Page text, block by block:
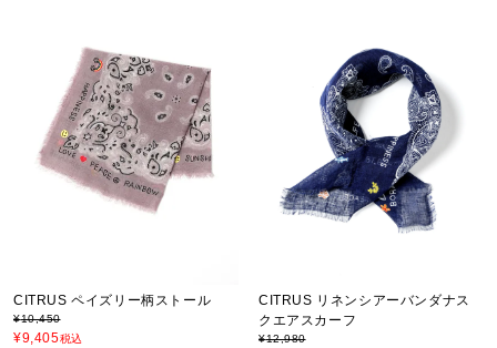
CITRUS ペイズリー柄ストール
¥10,450
¥9,405税込
CITRUS リネンシアーバンダナス
クエアスカーフ
¥12,980